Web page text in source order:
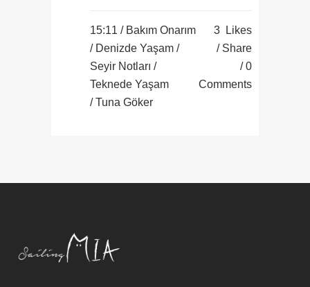
15:11 / Bakım Onarım
/ Denizde Yaşam /
Seyir Notları /
Teknede Yaşam
/ Tuna Göker
3
Likes
Share
0
Comments